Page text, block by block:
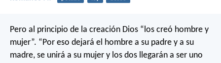
Pero al principio de la creación Dios “los creó hombre y
mujer”. “Por eso dejará el hombre a su padre y a su
madre, se unirá a su mujer y los dos llegarán a ser uno